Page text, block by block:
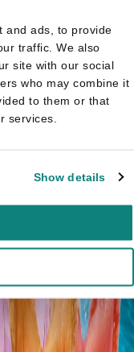
and ads, to provide
traffic. We also
site with our social
who may combine it
to them or that
services.
Show details